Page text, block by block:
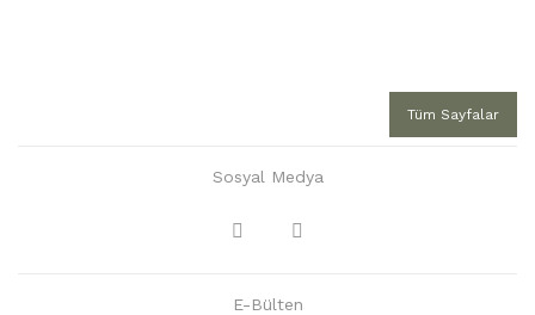
Tüm Sayfalar
Sosyal Medya
E-Bülten